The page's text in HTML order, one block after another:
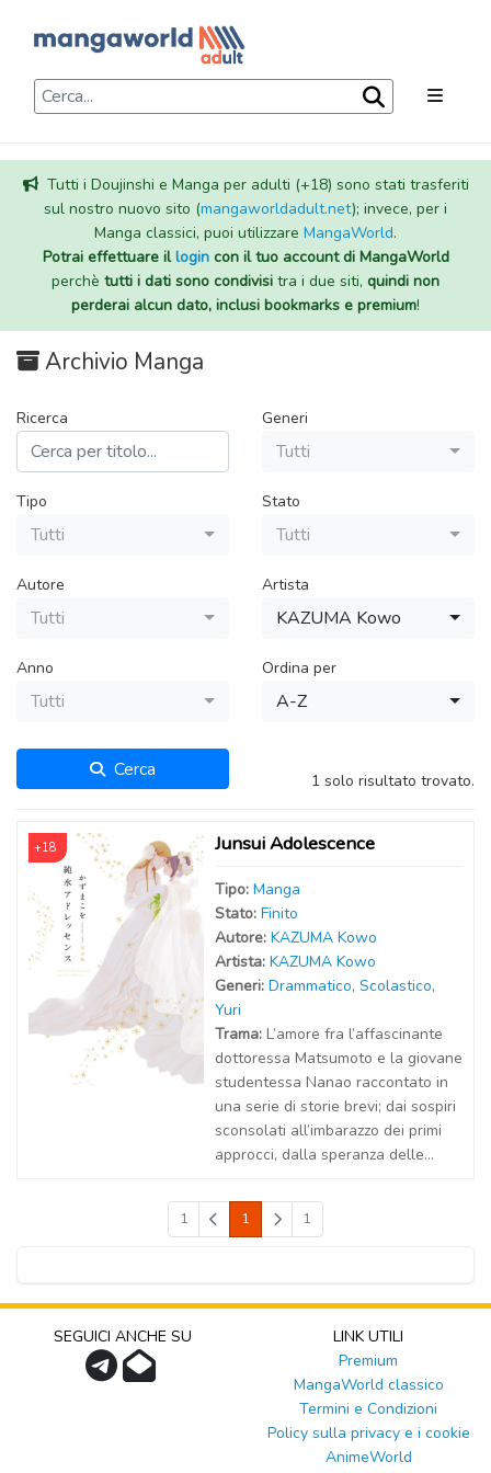
Tutti i Doujinshi e Manga per adulti (+18) sono stati trasferiti
sul nostro nuovo sito (mangaworldadult.net); invece, per i
Manga classici, puoi utilizzare MangaWorld.
Potrai effettuare illogincon il tuo account di MangaWorld
perchè tutti i dati sono condivisi tra i due siti, quindi non
perderai alcun dato, inclusi bookmarks e premium!
Archivio Manga
Ricerca Generi
Tutti
Tipo
Tutti
Stato
Tutti
Autore
Tutti
Artista
KAZUMA Kowo
Anno
Tutti
Ordina per
A-Z
Cerca 1 solo risultato trovato.
+18 Junsui Adolescence
Tipo: Manga
Stato: Finito
Autore: KAZUMA Kowo
Artista: KAZUMA Kowo
Generi: Drammatico, Scolastico,
Yuri
Trama: L’amore fra l’affascinante
dottoressa Matsumoto e la giovane
studentessa Nanao raccontato in
una serie di storie brevi; dai sospiri
sconsolati all’imbarazzo dei primi
approcci, dalla speranza delle...
1 1 1
SEGUICI ANCHE SU
LINK UTILI
Premium
MangaWorld classico
Termini e Condizioni
Policy sulla privacy e i cookie
AnimeWorld